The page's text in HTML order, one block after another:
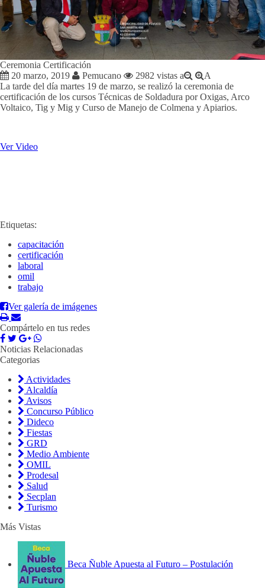
Ceremonia Certificación
20 marzo, 2019
Pemucano 2982 vistas a
A
La tarde del día martes 19 de marzo, se realizó la ceremonia de
certificación de los cursos Técnicas de Soldadura por Oxigas, Arco
Voltaico, Tig y Mig y Curso de Manejo de Colmena y Apiarios.
Ver Video
Etiquetas:
capacitación
certificación
laboral
omil
trabajo
Ver galería de imágenes
Compártelo en tus redes
Noticias Relacionadas
Categorias
Actividades
Alcaldía
Avisos
Concurso Público
Dideco
Fiestas
GRD
Medio Ambiente
OMIL
Prodesal
Salud
Secplan
Turismo
Más Vistas
Beca Ñuble Apuesta al Futuro – Postulación